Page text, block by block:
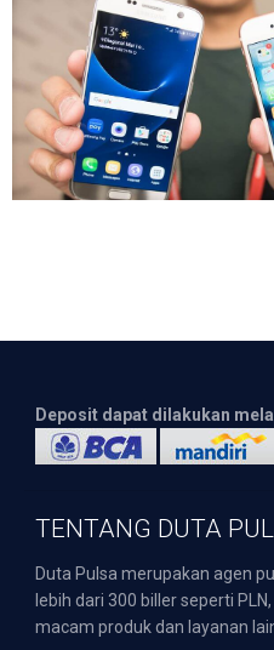
Deposit dapat dilakukan
TENTANG DUTA
Duta Pulsa merupakan agen
lebih dari 300 biller seperti
macam produk dan layanan